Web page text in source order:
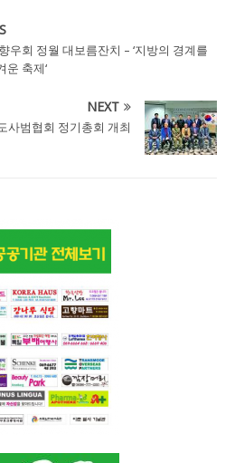
우회 정월 대보름잔치 – ‘지방의 경계를
운 축제‘
NEXT
사범협회 정기총회 개최